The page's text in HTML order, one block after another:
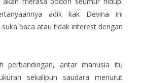
adik kak Devina ini
baca atau tidak interest dengan
perbandingan, antar manusia itu
sekalipun saudara menurut